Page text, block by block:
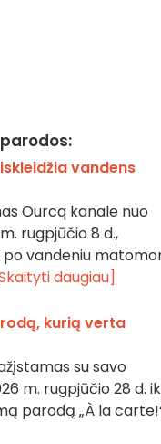
vandens
Ourcq kanale nuo
rugpjūčio 8 d.,
po vandeniu
daugiau]
kurią verta
su savo
m. rugpjūčio 28 d.
parodą „À la